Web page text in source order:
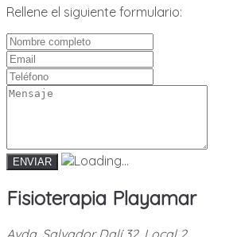
Rellene el siguiente formulario:
Fisioterapia Playamar
Avda. Salvador Dalí 32, Local 2